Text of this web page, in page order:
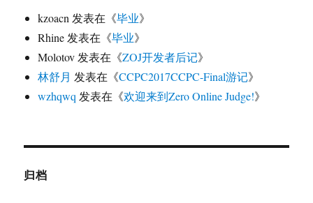
kzoacn 发表在《毕业》
Rhine 发表在《毕业》
Molotov 发表在《ZOJ开发者后记》
林舒月 发表在《CCPC2017CCPC-Final游记》
wzhqwq 发表在《欢迎来到Zero Online Judge!》
归档